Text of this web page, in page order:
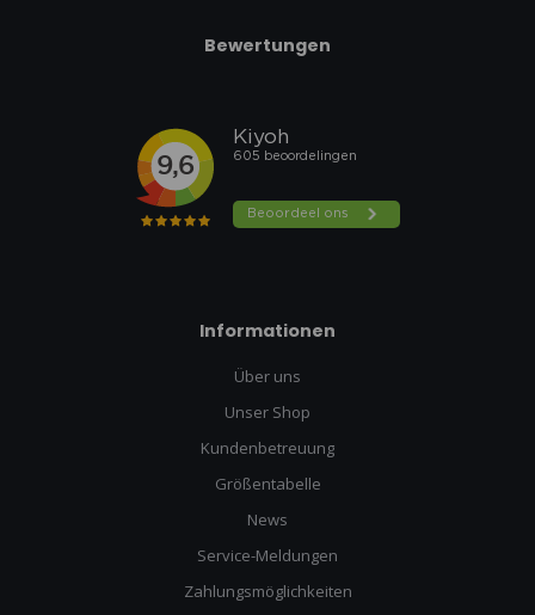
Bewertungen
Informationen
Über uns
Unser Shop
Kundenbetreuung
Größentabelle
News
Service-Meldungen
Zahlungsmöglichkeiten